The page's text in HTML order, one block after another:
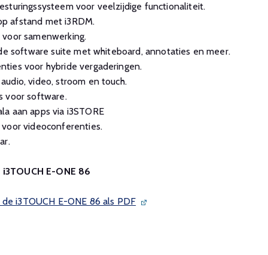
voor veelzijdige functionaliteit.
afstand met i3RDM.
samenwerking.
software suite met whiteboard, annotaties en meer.
voor hybride vergaderingen.
video, stroom en touch.
voor software.
aan apps via i3STORE
videoconferenties.
E-ONE 86
i3TOUCH E-ONE 86 als PDF